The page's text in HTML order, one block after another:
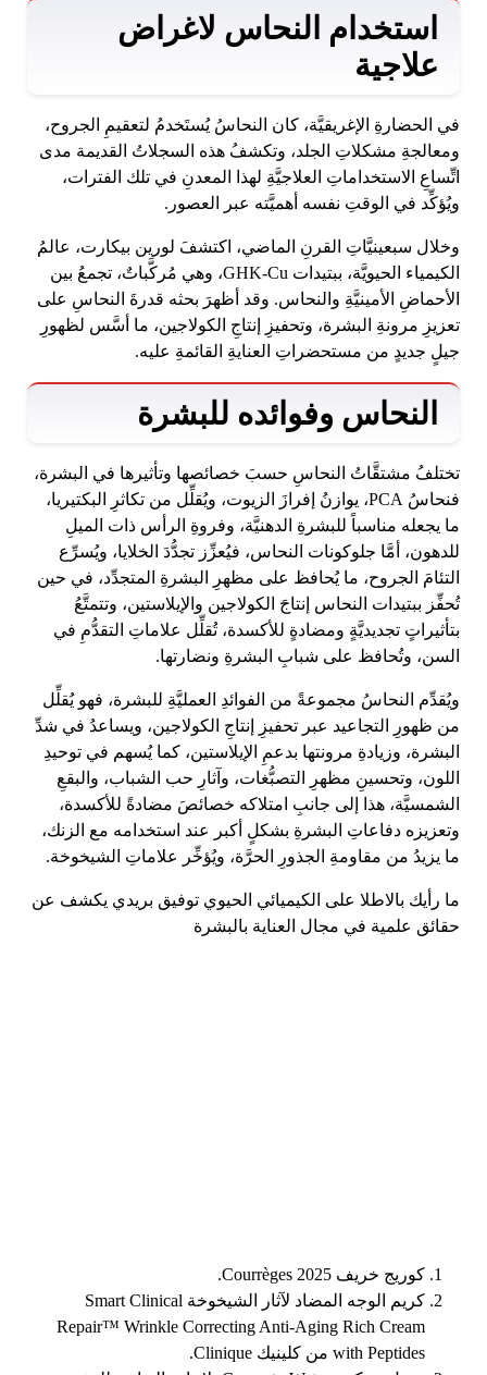
استخدام النحاس لاغراض
علاجية
في الحضارةِ الإغريقيَّة، كان النحاسُ يُستَخدمُ لتعقيمِ الجروح،
ومعالجةِ مشكلاتِ الجلد، وتكشفُ هذه السجلاتُ القديمة مدى
اتِّساعِ الاستخداماتِ العلاجيَّةِ لهذا المعدنِ في تلك الفترات،
ويُؤكِّد في الوقتِ نفسه أهميَّته عبر العصور.
وخلال سبعينيَّاتِ القرنِ الماضي، اكتشفَ لورين بيكارت، عالمُ
الكيمياء الحيويَّة، ببتيدات GHK-Cu، وهي مُركَّباتٌ، تجمعُ بين
الأحماضِ الأمينيَّةِ والنحاس. وقد أظهرَ بحثه قدرةَ النحاسِ على
تعزيزِ مرونةِ البشرة، وتحفيزِ إنتاجِ الكولاجين، ما أسَّس لظهورِ
جيلٍ جديدٍ من مستحضراتِ العنايةِ القائمةِ عليه.
النحاس وفوائده للبشرة
تختلفُ مشتقَّاتُ النحاسِ حسبَ خصائصها وتأثيرها في البشرة،
فنحاسُ PCA، يوازنُ إفرازَ الزيوت، ويُقلِّل من تكاثرِ البكتيريا،
ما يجعله مناسباً للبشرةِ الدهنيَّة، وفروةِ الرأس ذات الميلِ
للدهون، أمَّا جلوكونات النحاس، فيُعزِّز تجدُّدَ الخلايا، ويُسرِّع
التئامَ الجروح، ما يُحافظ على مظهرِ البشرةِ المتجدِّد، في حين
تُحفِّز ببتيدات النحاس إنتاجَ الكولاجين والإيلاستين، وتتمتَّعُ
بتأثيراتٍ تجديديَّةٍ ومضادةٍ للأكسدة، تُقلِّل علاماتِ التقدُّمِ في
السن، وتُحافظ على شبابِ البشرةِ ونضارتها.
ويُقدِّم النحاسُ مجموعةً من الفوائدِ العمليَّةِ للبشرة، فهو يُقلِّل
من ظهورِ التجاعيد عبر تحفيزِ إنتاجِ الكولاجين، ويساعدُ في شدِّ
البشرة، وزيادةِ مرونتها بدعمِ الإيلاستين، كما يُسهم في توحيدِ
اللون، وتحسينِ مظهرِ التصبُّغات، وآثارِ حب الشباب، والبقعِ
الشمسيَّة، هذا إلى جانبِ امتلاكه خصائصَ مضادةً للأكسدة،
وتعزيزه دفاعاتِ البشرةِ بشكلٍ أكبر عند استخدامه مع الزنك،
ما يزيدُ من مقاومةِ الجذورِ الحرَّة، ويُؤخِّر علاماتِ الشيخوخة.
ما رأيك بالاطلا على الكيميائي الحيوي توفيق بريدي يكشف عن
حقائق علمية في مجال العناية بالبشرة
كوريج خريف 2025 Courrèges.
كريم الوجه المضاد لآثار الشيخوخة Smart Clinical
Repair™ Wrinkle Correcting Anti-Aging Rich Cream
with Peptides من كلينيك Clinique.